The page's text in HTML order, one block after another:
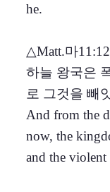
he.
△Matt.마
하늘 왕국은
로 그것을 빼
And from the
now, the
and the